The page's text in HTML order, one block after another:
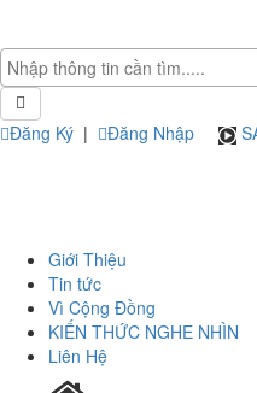
Đăng Ký | Đăng Nhập
Giới Thiệu
Tin tức
Vì Cộng Đồng
KIẾN THỨC NGHE NHÌN
Liên Hệ